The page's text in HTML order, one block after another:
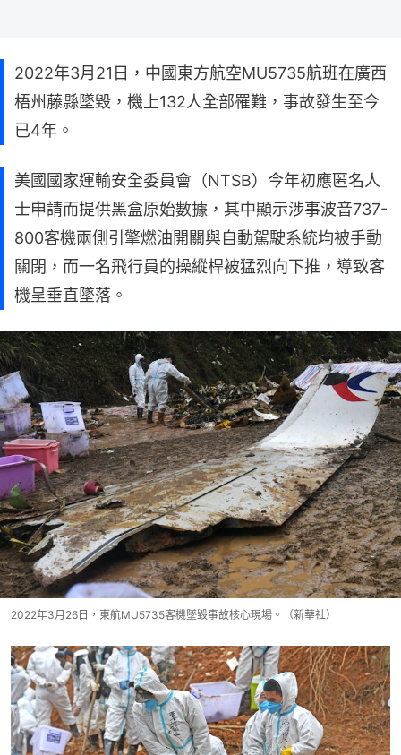
2022年3月21日，中國東方航空MU5735航班在廣西
梧州藤縣墜毀，機上132人全部罹難，事故發生至今
已4年。
美國國家運輸安全委員會（NTSB）今年初應匿名人
士申請而提供黑盒原始數據，其中顯示涉事波音737-
800客機兩側引擎燃油開關與自動駕駛系統均被手動
關閉，而一名飛行員的操縱桿被猛烈向下推，導致客
機呈垂直墜落。
2022年3月26日，東航MU5735客機墜毀事故核心現場。（新華社）